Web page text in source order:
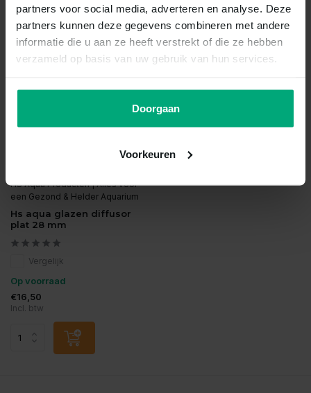
partners voor social media, adverteren en analyse. Deze
partners kunnen deze gegevens combineren met andere
informatie die u aan ze heeft verstrekt of die ze hebben
verzameld op basis van uw gebruik van hun services.
Doorgaan
Voorkeuren
Recent bekeken
HS Aqua Producten | Alles voor
een Gezond & Helder Aquarium
Hs aqua glazen diffusor
plat 28 mm
Vergelijk
Op voorraad
€16,50
Incl. btw